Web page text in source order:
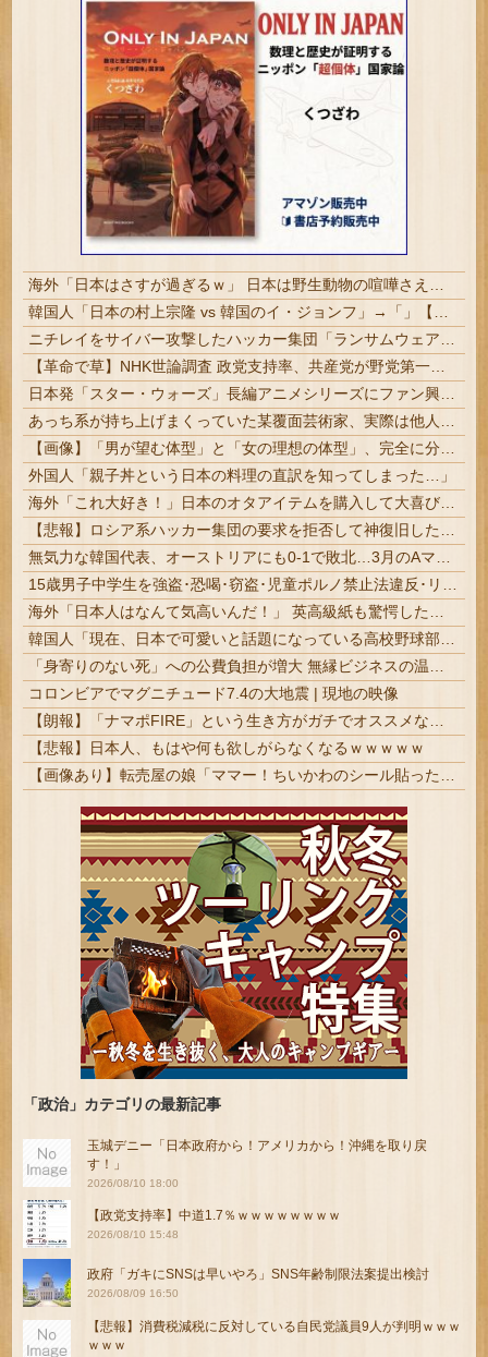
外国人「親子丼という日本の料理の直訳を知ってしまった…」
コロンビアでマグニチュード7.4の大地震 | 現地の映像
【悲報】日本人、もはや何も欲しがらなくなるｗｗｗｗｗ
「政治」カテゴリの最新記事
玉城デニー「日本政府から！アメリカから！沖縄を取り戻
す！」
2026/08/10 18:00
【政党支持率】中道1.7％ｗｗｗｗｗｗｗｗ
2026/08/10 15:48
政府「ガキにSNSは早いやろ」SNS年齢制限法案提出検討
2026/08/09 16:50
【悲報】消費税減税に反対している自民党議員9人が判明ｗｗｗ
ｗｗｗ